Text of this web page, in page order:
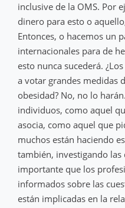
inclusive de la OMS. Por
dinero para esto o
Entonces, o hacemos un
internacionales para de
esto nunca sucederá.
a votar grandes medidas
obesidad? No, no lo
individuos, como aquel
asocia, como aquel que
muchos están haciendo
también, investigando las
importante que los
informados sobre las
están implicadas en la